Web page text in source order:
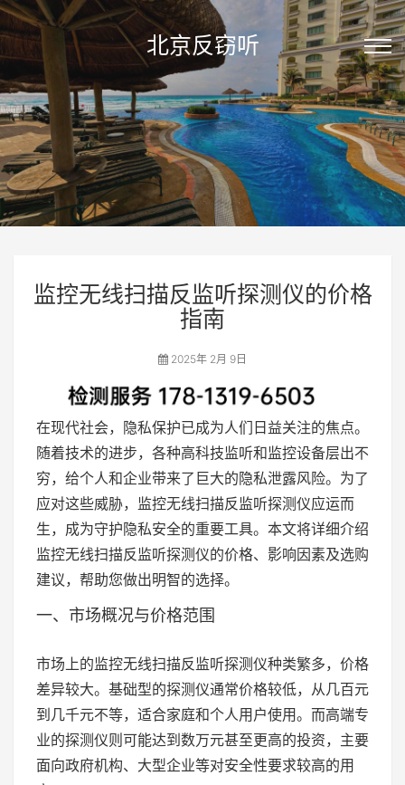
北京反窃听
监控无线扫描反监听探测仪的价格
指南
2025年 2月 9日
在现代社会，隐私保护已成为人们日益关注的焦点。
随着技术的进步，各种高科技监听和监控设备层出不
穷，给个人和企业带来了巨大的隐私泄露风险。为了
应对这些威胁，监控无线扫描反监听探测仪应运而
生，成为守护隐私安全的重要工具。本文将详细介绍
监控无线扫描反监听探测仪的价格、影响因素及选购
建议，帮助您做出明智的选择。
一、市场概况与价格范围
市场上的监控无线扫描反监听探测仪种类繁多，价格
差异较大。基础型的探测仪通常价格较低，从几百元
到几千元不等，适合家庭和个人用户使用。而高端专
业的探测仪则可能达到数万元甚至更高的投资，主要
面向政府机构、大型企业等对安全性要求较高的用